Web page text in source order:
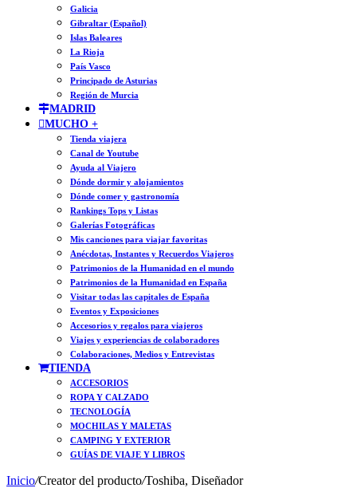
Galicia
Gibraltar (Español)
Islas Baleares
La Rioja
País Vasco
Principado de Asturias
Región de Murcia
MADRID
MUCHO +
Tienda viajera
Canal de Youtube
Ayuda al Viajero
Dónde dormir y alojamientos
Dónde comer y gastronomía
Rankings Tops y Listas
Galerías Fotográficas
Mis canciones para viajar favoritas
Anécdotas, Instantes y Recuerdos Viajeros
Patrimonios de la Humanidad en el mundo
Patrimonios de la Humanidad en España
Visitar todas las capitales de España
Eventos y Exposiciones
Accesorios y regalos para viajeros
Viajes y experiencias de colaboradores
Colaboraciones, Medios y Entrevistas
TIENDA
ACCESORIOS
ROPA Y CALZADO
TECNOLOGÍA
MOCHILAS Y MALETAS
CAMPING Y EXTERIOR
GUÍAS DE VIAJE Y LIBROS
Inicio/Creator del producto/Toshiba, Diseñador